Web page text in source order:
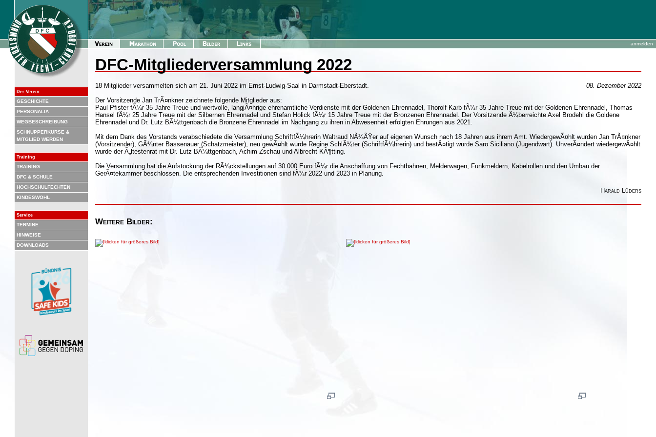
anmelden
Der Verein
GESCHICHTE
PERSONALIA
WEGBESCHREIBUNG
SCHNUPPERKURSE &
MITGLIED WERDEN
Training
TRAINING
DFC & SCHULE
HOCHSCHULFECHTEN
KINDESWOHL
Service
TERMINE
HINWEISE
DOWNLOADS
DFC-Mitgliederversammlung 2022
08. Dezember 2022
18 Mitglieder versammelten sich am 21. Juni 2022 im Ernst-Ludwig-Saal in Darmstadt-Eberstadt.
Der Vorsitzende Jan TrÃ¤nkner zeichnete folgende Mitglieder aus:
Paul Pfister fÃ¼r 35 Jahre Treue und wertvolle, langjÃ¤hrige ehrenamtliche Verdienste mit der Goldenen Ehrennadel, Thorolf Karb fÃ¼r 35 Jahre Treue mit der Goldenen Ehrennadel, Thomas
Hansel fÃ¼r 25 Jahre Treue mit der Silbernen Ehrennadel und Stefan Holick fÃ¼r 15 Jahre Treue mit der Bronzenen Ehrennadel. Der Vorsitzende Ã¼berreichte Axel Brodehl die Goldene
Ehrennadel und Dr. Lutz BÃ¼ttgenbach die Bronzene Ehrennadel im Nachgang zu ihren in Abwesenheit erfolgten Ehrungen aus 2021.
Mit dem Dank des Vorstands verabschiedete die Versammlung SchriftfÃ¼hrerin Waltraud NÃ¼ÃŸer auf eigenen Wunsch nach 18 Jahren aus ihrem Amt. WiedergewÃ¤hlt wurden Jan TrÃ¤nkner
(Vorsitzender), GÃ¼nter Bassenauer (Schatzmeister), neu gewÃ¤hlt wurde Regine SchlÃ¼ter (SchriftfÃ¼hrerin) und bestÃ¤tigt wurde Saro Siciliano (Jugendwart). UnverÃ¤ndert wiedergewÃ¤hlt
wurde der Ã„ltestenrat mit Dr. Lutz BÃ¼ttgenbach, Achim Zschau und Albrecht KÃ¶tting.
Die Versammlung hat die Aufstockung der RÃ¼ckstellungen auf 30.000 Euro fÃ¼r die Anschaffung von Fechtbahnen, Melderwagen, Funkmeldern, Kabelrollen und den Umbau der
GerÃ¤tekammer beschlossen. Die entsprechenden Investitionen sind fÃ¼r 2022 und 2023 in Planung.
Harald Lüders
Weitere Bilder: